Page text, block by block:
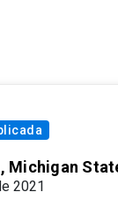
Michigan
2021